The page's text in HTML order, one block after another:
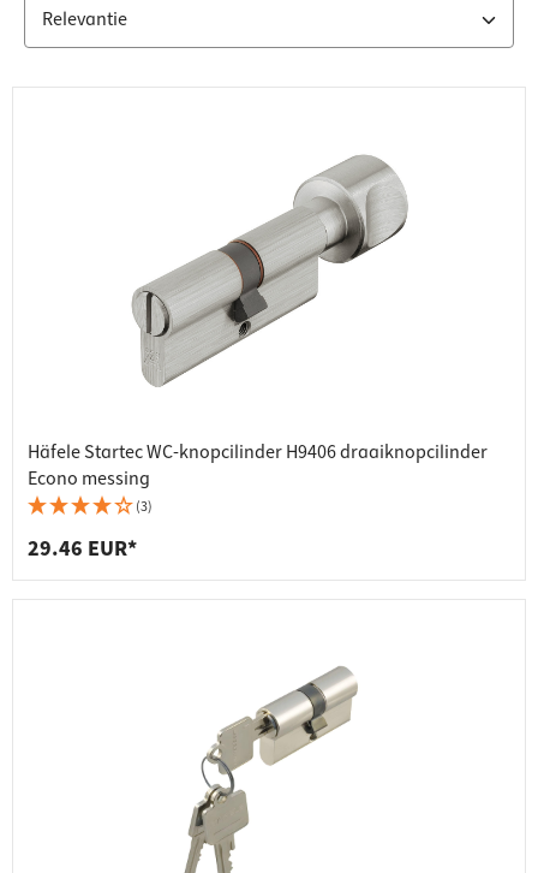
Häfele Startec WC-knopcilinder H9406 draaiknopcilinder
Econo messing
(3)
29.46 EUR*